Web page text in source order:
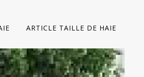
ARTICLE TAILLE DE HAIE